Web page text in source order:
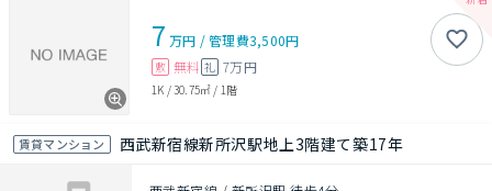
7 万円 /管理費3,500円
敷 無料 礼 7万円
1K /30.75㎡ / 1階
賃貸マンション 西武新宿線新所沢駅地上3階建て築17年